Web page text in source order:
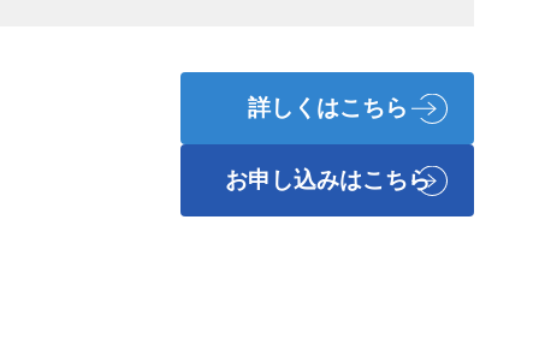
詳しくはこちら
お申し込みはこちら